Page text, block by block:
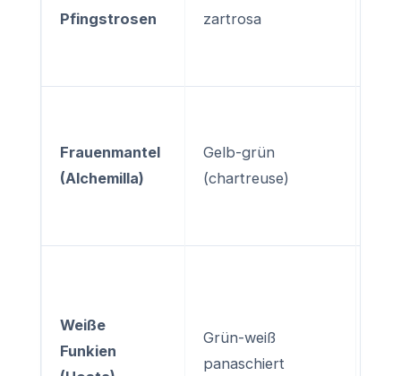
Pfingstrosen
zartrosa
Frauenmantel
(Alchemilla)
Gelb-grün
(chartreuse)
Weiße
Funkien
Grün-weiß
panaschiert